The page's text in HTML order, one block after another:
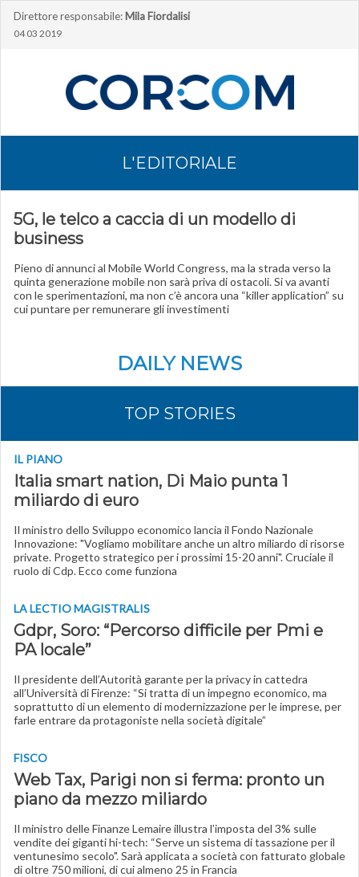
Direttore responsabile: Mila Fiordalisi
04 03 2019
L'EDITORIALE
5G, le telco a caccia di un modello di
business
Pieno di annunci al Mobile World Congress, ma la strada verso la
quinta generazione mobile non sarà priva di ostacoli. Si va avanti
con le sperimentazioni, ma non c’è ancora una “killer application” su
cui puntare per remunerare gli investimenti
DAILY NEWS
TOP STORIES
IL PIANO
Italia smart nation, Di Maio punta 1
miliardo di euro
Il ministro dello Sviluppo economico lancia il Fondo Nazionale
Innovazione: "Vogliamo mobilitare anche un altro miliardo di risorse
private. Progetto strategico per i prossimi 15-20 anni". Cruciale il
ruolo di Cdp. Ecco come funziona
LA LECTIO MAGISTRALIS
Gdpr, Soro: “Percorso difficile per Pmi e
PA locale”
Il presidente dell’Autorità garante per la privacy in cattedra
all’Università di Firenze: “Si tratta di un impegno economico, ma
soprattutto di un elemento di modernizzazione per le imprese, per
farle entrare da protagoniste nella società digitale”
FISCO
Web Tax, Parigi non si ferma: pronto un
piano da mezzo miliardo
Il ministro delle Finanze Lemaire illustra l’imposta del 3% sulle
vendite dei giganti hi-tech: “Serve un sistema di tassazione per il
ventunesimo secolo". Sarà applicata a società con fatturato globale
di oltre 750 milioni, di cui almeno 25 in Francia